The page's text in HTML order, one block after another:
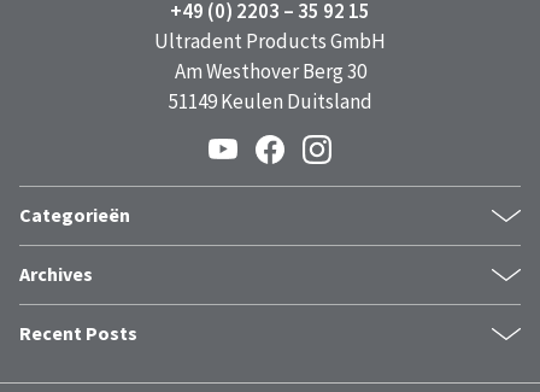
+49 (0) 2203 – 35 92 15
Ultradent Products GmbH
Am Westhover Berg 30
51149 Keulen Duitsland
Categorieën
Case Report
Featured
Archives
juni 2026
mei 2026
Recent Posts
Ultradent Products introduceert QuadraSpense™-tip voor